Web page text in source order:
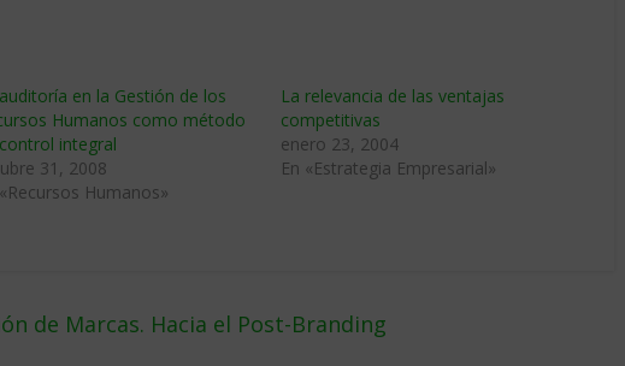
en la Gestión de los
Humanos como método
integral
31, 2008
Humanos»
La relevancia de las ventajas
competitivas
enero 23, 2004
En «Estrategia Empresarial»
de Marcas. Hacia el Post-Branding